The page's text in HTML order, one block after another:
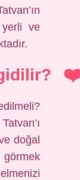
yerli ve
doğal